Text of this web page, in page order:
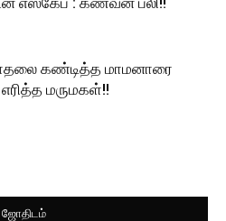
கண்டித்த மாமனாரை
மருமகள்!!
ஜோதிடம்